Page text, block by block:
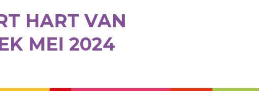
HART VAN
MEI 2024